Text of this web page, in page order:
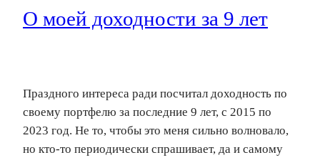
О моей доходности за 9 лет
Праздного интереса ради посчитал доходность по
своему портфелю за последние 9 лет, с 2015 по
2023 год. Не то, чтобы это меня сильно волновало,
но кто-то периодически спрашивает, да и самому